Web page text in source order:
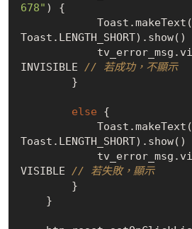
678" ) {
            Toast.makeText(
Toast.LENGTH_SHORT).show()
INVISIBLE // 若成功，不顯示
else {
            Toast.makeText(
Toast.LENGTH_SHORT).show()
VISIBLE // 若失敗，顯示